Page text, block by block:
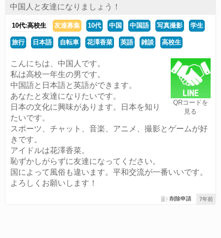
中国人と友達になりましょう！
10代:高校生 友達募集 10代 中国 中国語 写真撮影 学生
旅行 日本語 自転車 花澤香菜 英語 雑談 高校生
QRコードを
見る
こんにちは、中国人です。
私は高校一年生の男です。
中国語と日本語と英語ができます。
あなたと友達になりたいです。
日本の文化に興味があります。日本を知り
たいです。
スポーツ、チャット、音楽、アニメ、撮影とゲームが好
きです。
アイドルは花澤香菜。
恥ずかしがらずに友達になってください。
国によって風俗も違います。平和交流が一番いいです。
よろしくお願いします！
7年前
削除申請